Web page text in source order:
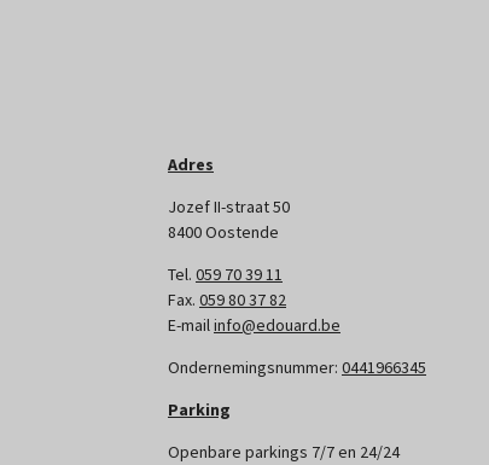
Adres
Jozef II-straat 50
8400 Oostende
Tel. 059 70 39 11
Fax. 059 80 37 82
E-mailinfo@edouard.be
Ondernemingsnummer: 0441966345
Parking
Openbare parkings 7/7 en 24/24